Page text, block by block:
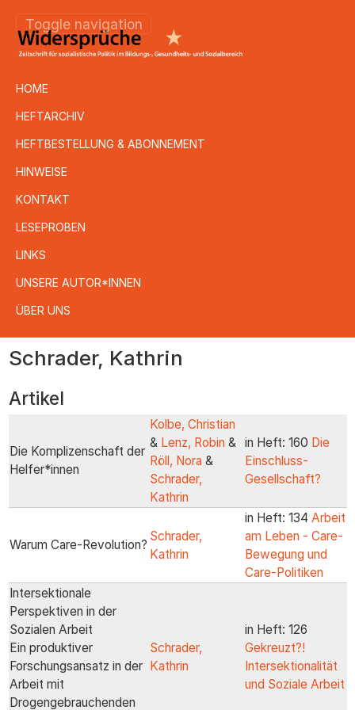
Toggle navigation
HOME
HEFTARCHIV
HEFTBESTELLUNG & ABONNEMENT
HINWEISE
KONTAKT
LESEPROBEN
LINKS
UNSERE AUTOR*INNEN
ÜBER UNS
zum
Schrader, Kathrin
Artikel
Die Komplizenschaft der
Helfer*innen
Kolbe, Christian
& Lenz, Robin &
Röll, Nora &
Schrader,
Kathrin
in Heft: 160 Die
Einschluss-
Gesellschaft?
Warum Care-Revolution?
Schrader,
Kathrin
in Heft: 134 Arbeit
am Leben - Care-
Bewegung und
Care-Politiken
Intersektionale
Perspektiven in der
Sozialen Arbeit
Ein produktiver
Forschungsansatz in der
Arbeit mit
Drogengebrauchenden
Schrader,
Kathrin
in Heft: 126
Gekreuzt?!
Intersektionalität
und Soziale Arbeit